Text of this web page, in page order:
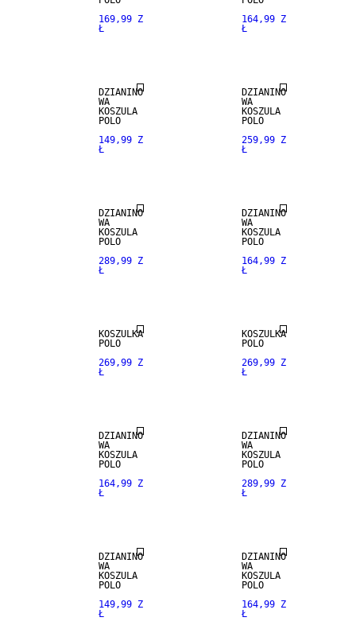
169,99 Z
Ł
164,99 Z
Ł
DZIANINO
WA
KOSZULA
POLO
149,99 Z
Ł
DZIANINO
WA
KOSZULA
POLO
259,99 Z
Ł
DZIANINO
WA
KOSZULA
POLO
289,99 Z
Ł
DZIANINO
WA
KOSZULA
POLO
164,99 Z
Ł
MIESZANKA
KOSZULKA
POLO
269,99 Z
Ł
MIESZANKA
KOSZULKA
POLO
269,99 Z
Ł
DZIANINO
WA
KOSZULA
POLO
164,99 Z
Ł
DZIANINO
WA
KOSZULA
POLO
289,99 Z
Ł
NEW
DZIANINO
WA
KOSZULA
POLO
149,99 Z
Ł
DZIANINO
WA
KOSZULA
POLO
164,99 Z
Ł